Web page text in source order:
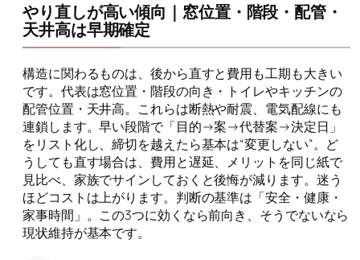
やり直しが高い傾向｜窓位置・階段・配管・
天井高は早期確定
構造に関わるものは、後から直すと費用も工期も大きい
です。代表は窓位置・階段の向き・トイレやキッチンの
配管位置・天井高。これらは断熱や耐震、電気配線にも
連鎖します。早い段階で「目的→案→代替案→決定日」
をリスト化し、締切を越えたら基本は“変更しない”。ど
うしても直す場合は、費用と遅延、メリットを同じ紙で
見比べ、家族でサインしておくと後悔が減ります。迷う
ほどコストは上がります。判断の基準は「安全・健康・
家事時間」。この3つに効くなら前向き、そうでないなら
現状維持が基本です。